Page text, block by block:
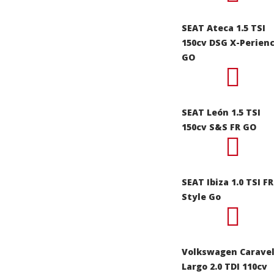
SEAT Ateca 1.5 TSI
150cv DSG X-
GO
SEAT León 1.5 TSI
150cv S&S FR GO
SEAT Ibiza 1.0 TSI FR
Style Go
Volkswagen
Largo 2.0 TDI 110cv